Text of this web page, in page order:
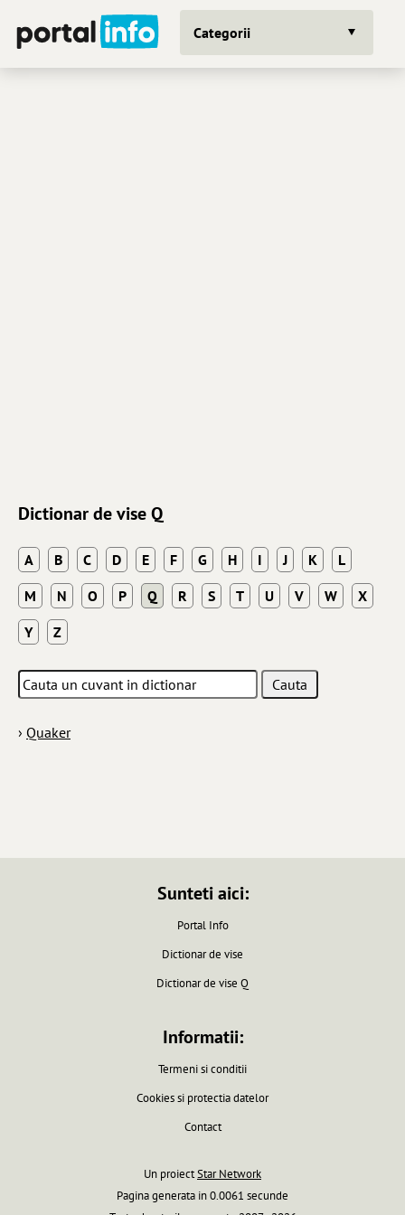
Categorii
Dictionar de vise Q
A B C D E F G H I J K
L
M
N O P Q R S T U V W
X
Y
Z
› Quaker
Sunteti aici:
Portal Info
Dictionar de vise
Dictionar de vise Q
Informatii:
Termeni si conditii
Cookies si protectia datelor
Contact
Un proiectStar Network
Pagina generata in 0.0061 secunde